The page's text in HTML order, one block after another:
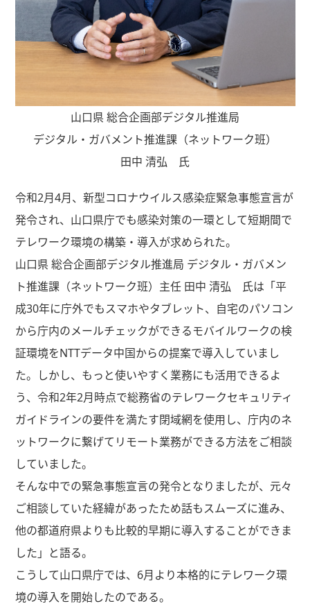
山口県 総合企画部デジタル推進局
デジタル・ガバメント推進課（ネットワーク班）
田中 清弘 氏
令和2月4月、新型コロナウイルス感染症緊急事態宣言が
発令され、山口県庁でも感染対策の一環として短期間で
テレワーク環境の構築・導入が求められた。
山口県 総合企画部デジタル推進局 デジタル・ガバメン
ト推進課（ネットワーク班）主任 田中 清弘 氏は「平
成30年に庁外でもスマホやタブレット、自宅のパソコン
から庁内のメールチェックができるモバイルワークの検
証環境をNTTデータ中国からの提案で導入していまし
た。しかし、もっと使いやすく業務にも活用できるよ
う、令和2年2月時点で総務省のテレワークセキュリティ
ガイドラインの要件を満たす閉域網を使用し、庁内のネ
ットワークに繋げてリモート業務ができる方法をご相談
していました。
そんな中での緊急事態宣言の発令となりましたが、元々
ご相談していた経緯があったため話もスムーズに進み、
他の都道府県よりも比較的早期に導入することができま
した」と語る。
こうして山口県庁では、6月より本格的にテレワーク環
境の導入を開始したのである。